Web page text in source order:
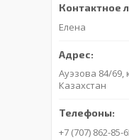
Елена
Ауэзова 84/69,
Казахстан
+7 (707) 862-85-